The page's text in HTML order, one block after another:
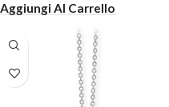
Aggiungi Al Carrello